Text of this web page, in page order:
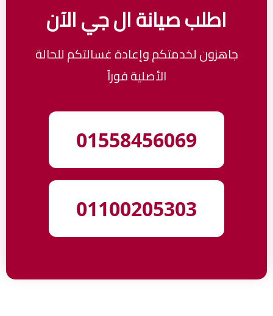
اطلب صيانة ال جي الآن
جاهزون لخدمتكم وإعادة غسالتكم للحالة
الأصلية فوراً
01558456069
01100205303